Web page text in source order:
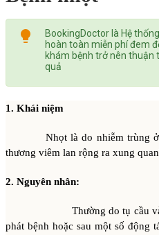
BookingDoctor là Hệ
hoàn toàn miễn phí đem
khám bệnh trở nên thuận
quả
1. Khái niệm
Nhọt là do nhiễm trùng ở
thương viêm lan rộng ra xung
2. Nguyên nhân:
Thường do tụ cầu vàng
phát bệnh hoặc sau một số động